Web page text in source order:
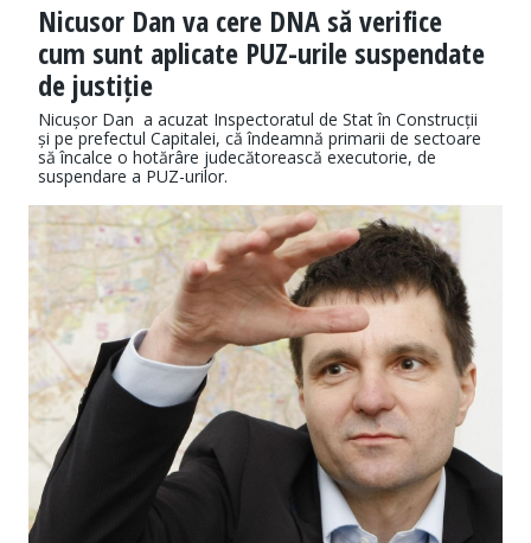
Nicusor Dan va cere DNA să verifice
cum sunt aplicate PUZ-urile suspendate
de justiție
Nicușor Dan a acuzat Inspectoratul de Stat în Construcții
și pe prefectul Capitalei, că îndeamnă primarii de sectoare
să încalce o hotărâre judecătorească executorie, de
suspendare a PUZ-urilor.